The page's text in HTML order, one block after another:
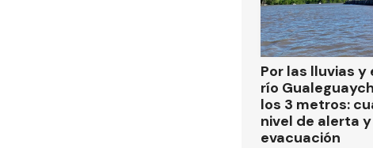
Por las lluvias y
río
los 3 metros:
nivel de alerta
evacuación